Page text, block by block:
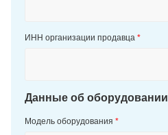
ИНН организации продавца *
Данные об оборудовании
Модель оборудования *